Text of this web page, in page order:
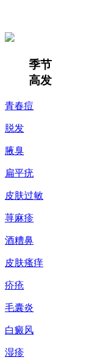
季节
高发
青春痘
脱发
腋臭
扁平疣
皮肤过敏
荨麻疹
酒糟鼻
皮肤瘙痒
疥疮
毛囊炎
白癜风
湿疹